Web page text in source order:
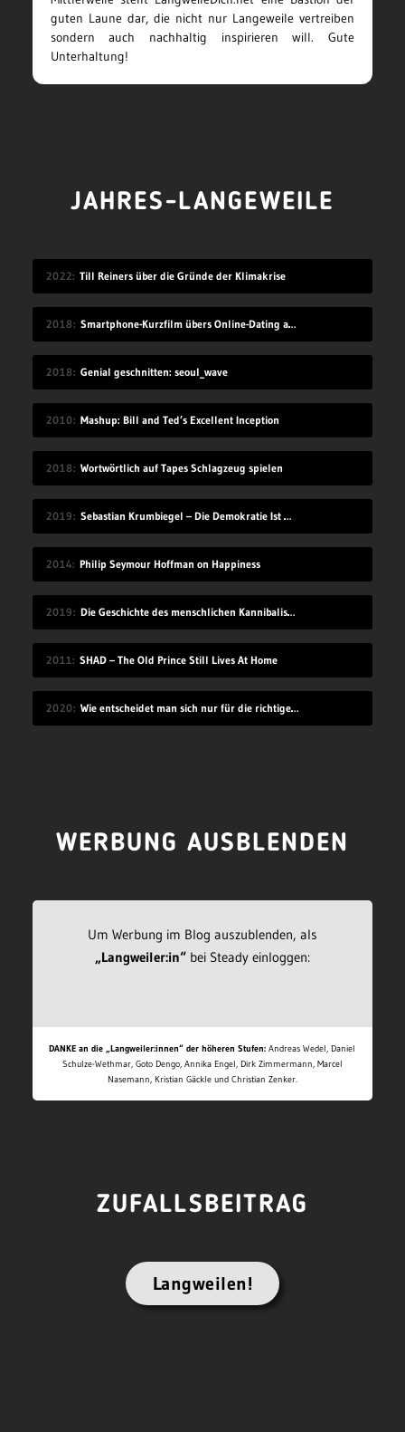
guten Laune dar, die nicht nur Langeweile vertreiben
sondern auch nachhaltig inspirieren will. Gute
Unterhaltung!
JAHRES-LANGEWEILE
2022 Till Reiners über die Gründe der Klimakrise
2018 Smartphone-Kurzfilm übers Online-Dating auf Zugreise
2018 Genial geschnitten: seoul_wave
2010 Mashup: Bill and Ted’s Excellent Inception
2018 Wortwörtlich auf Tapes Schlagzeug spielen
2019 Sebastian Krumbiegel – Die Demokratie Ist Weiblich
2014 Philip Seymour Hoffman on Happiness
2019 Die Geschichte des menschlichen Kannibalismus
2011 SHAD – The Old Prince Still Lives At Home
2020 Wie entscheidet man sich nur für die richtige Idee?
WERBUNG AUSBLENDEN
Um Werbung im Blog auszublenden, als
„Langweiler:in“bei Steady einloggen:
DANKE an die „Langweiler:innen“ der höheren Stufen: Andreas Wedel, Daniel
Schulze-Wethmar, Goto Dengo, Annika Engel, Dirk Zimmermann, Marcel
Nasemann, Kristian Gäckle und Christian Zenker.
ZUFALLSBEITRAG
Langweilen!